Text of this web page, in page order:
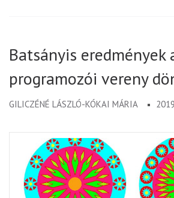
Batsányis eredmények
programozói vereny
GILICZÉNÉ LÁSZLÓ-KÓKAI MÁRIA